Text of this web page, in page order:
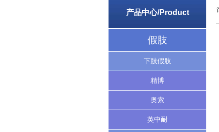
产品中心/Product
假肢
下肢假肢
精博
奥索
英中耐